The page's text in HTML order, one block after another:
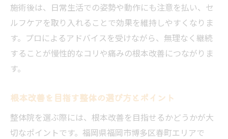
施術後は、日常生活での姿勢や動作にも注意を払い、セ
ルフケアを取り入れることで効果を維持しやすくなりま
す。プロによるアドバイスを受けながら、無理なく継続
することが慢性的なコリや痛みの根本改善につながりま
す。
根本改善を目指す整体の選び方とポイント
整体院を選ぶ際には、根本改善を目指せるかどうかが大
切なポイントです。福岡県福岡市博多区春町エリアで